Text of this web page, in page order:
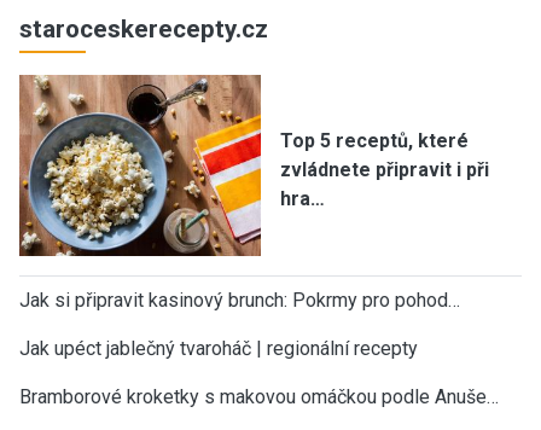
staroceskerecepty.cz
Top 5 receptů, které
zvládnete připravit i při
hra…
Jak si připravit kasinový brunch: Pokrmy pro pohod…
Jak upéct jablečný tvaroháč | regionální recepty
Bramborové kroketky s makovou omáčkou podle Anuše…